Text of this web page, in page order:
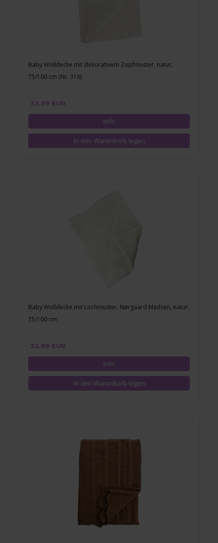
Baby Wolldecke mit dekorativem Zopfmuster, natur,
75/100 cm (Nr. 316)
33,99 EUR
Baby Wolldecke mit Lochmuster, Nørgaard Madsen, natur,
75/100 cm
33,99 EUR